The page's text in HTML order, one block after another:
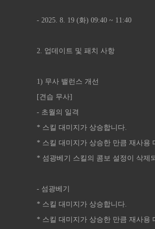
- 2025. 8. 19 (화) 09:40 ~ 11:40
2. 업데이트 및 패치 사항
1) 무사 밸런스 개선
[견습 무사]
- 초월의 일격
* 스킬 대미지가 상승합니다.
* 스킬 대미지가 상승한 만큼 재사용
* 섬광베기 스킬의 콤보 설정이 삭제
- 섬광베기
* 스킬 대미지가 상승합니다.
* 스킬 대미지가 상승한 만큼 재사용